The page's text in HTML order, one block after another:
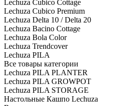
Lechuza Cubico Cottage
Lechuza Cubico Premium
Lechuza Delta 10 / Delta 20
Lechuza Bacino Cottage
Lechuza Bola Color
Lechuza Trendcover
Lechuza PILA
Все товары категории
Lechuza PILA PLANTER
Lechuza PILA GROWPOT
Lechuza PILA STORAGE
Настольные Кашпо Lechuza